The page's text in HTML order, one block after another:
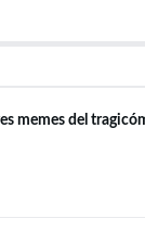
memes del